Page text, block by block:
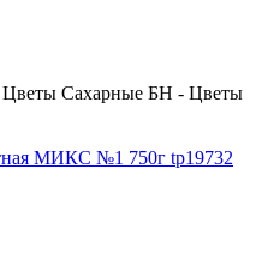
Цветы Сахарные БН - Цветы
МИКС №1 750г tp19732